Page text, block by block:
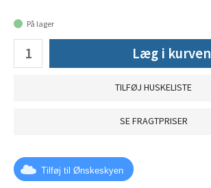
På lager
Læg i kurven
TILFØJ HUSKELISTE
SE FRAGTPRISER
Tilføj til Ønskeskyen